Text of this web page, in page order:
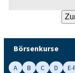
Börsenkurse
A B C D E-